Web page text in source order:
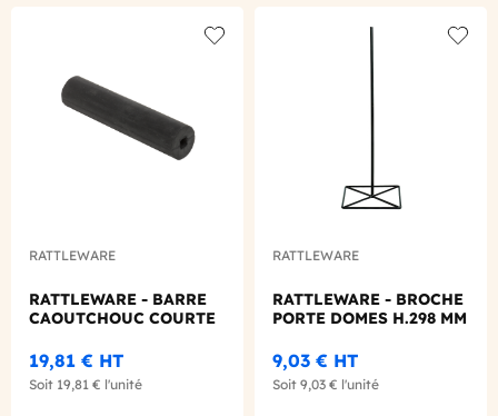
RATTLEWARE
RATTLEWARE - BARRE
CAOUTCHOUC COURTE
19,81 € HT
Soit 19,81 € l'unité
RATTLEWARE
RATTLEWARE - BROCHE
PORTE DOMES H.298 MM
9,03 € HT
Soit 9,03 € l'unité